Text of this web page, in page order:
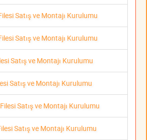
Satış ve Montajı Kurulumu
Satış ve Montajı Kurulumu
Satış ve Montajı Kurulumu
Satış ve Montajı Kurulumu
Satış ve Montajı Kurulumu
Satış ve Montajı Kurulumu